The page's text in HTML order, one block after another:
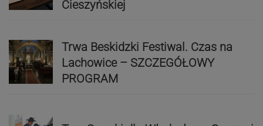
Cieszyńskiej
Trwa Beskidzki Festiwal. Czas na
Lachowice – SZCZEGÓŁOWY
PROGRAM